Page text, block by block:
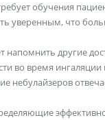
обучения
уверенным, что
напомнить другие
во время
небулайзеров